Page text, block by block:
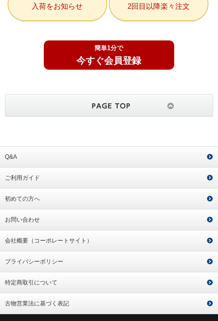
入荷をお知らせ 2回目以降楽々注文
簡単1分で
今すぐ会員登録
Q&A
ご利用ガイド
初めての方へ
お問い合わせ
会社概要（コーポレートサイト）
プライバシーポリシー
特定商取引について
古物営業法に基づく表記